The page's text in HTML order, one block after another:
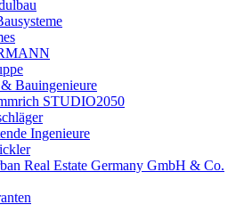
Bauingenieure
STUDIO2050
Ingenieure
Real Estate Germany GmbH & Co.